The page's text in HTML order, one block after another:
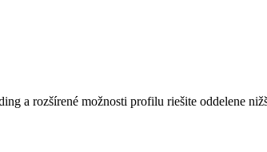
a rozšírené možnosti profilu riešite oddelene